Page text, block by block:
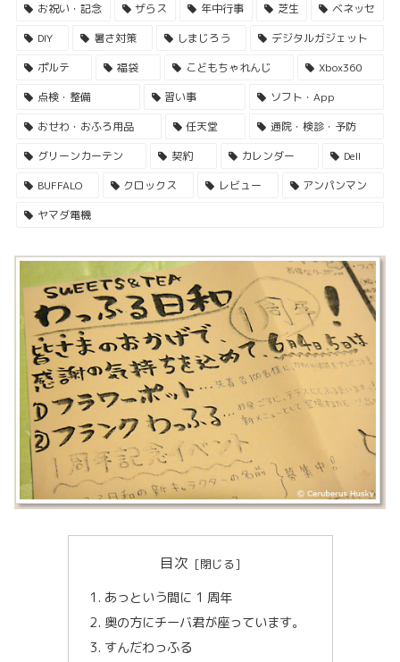
お祝い・記念
ザらス 年中行事 芝生
ベネッセ
DIY
暑さ対策 しまじろう
デジタルガジェット
ポルテ
福袋 こどもちゃれんじ
Xbox360
点検・整備
習い事
ソフト・App
おせわ・おふろ用品
任天堂
通院・検診・予防
グリーンカーテン
契約 カレンダー
Dell
BUFFALO
クロックス レビュー
アンパンマン
ヤマダ電機
目次
あっという間に 1 周年
奥の方にチーバ君が座っています。
すんだわっふる